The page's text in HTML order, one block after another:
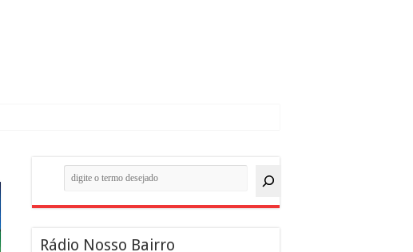
Pesquisar
Rádio Nosso Bairro